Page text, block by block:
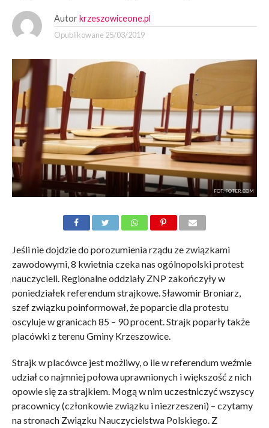
Autor krzeszowiceone.pl
Opublikowane 25/03/2019
FOT. FOTER.COM
Jeśli nie dojdzie do porozumienia rządu ze związkami
zawodowymi, 8 kwietnia czeka nas ogólnopolski protest
nauczycieli. Regionalne oddziały ZNP zakończyły w
poniedziałek referendum strajkowe. Sławomir Broniarz,
szef związku poinformował, że poparcie dla protestu
oscyluje w granicach 85 – 90 procent. Strajk poparły także
placówki z terenu Gminy Krzeszowice.
Strajk w placówce jest możliwy, o ile w referendum weźmie
udział co najmniej połowa uprawnionych i większość z nich
opowie się za strajkiem. Mogą w nim uczestniczyć wszyscy
pracownicy (członkowie związku i niezrzeszeni) – czytamy
na stronach Związku Nauczycielstwa Polskiego. Z